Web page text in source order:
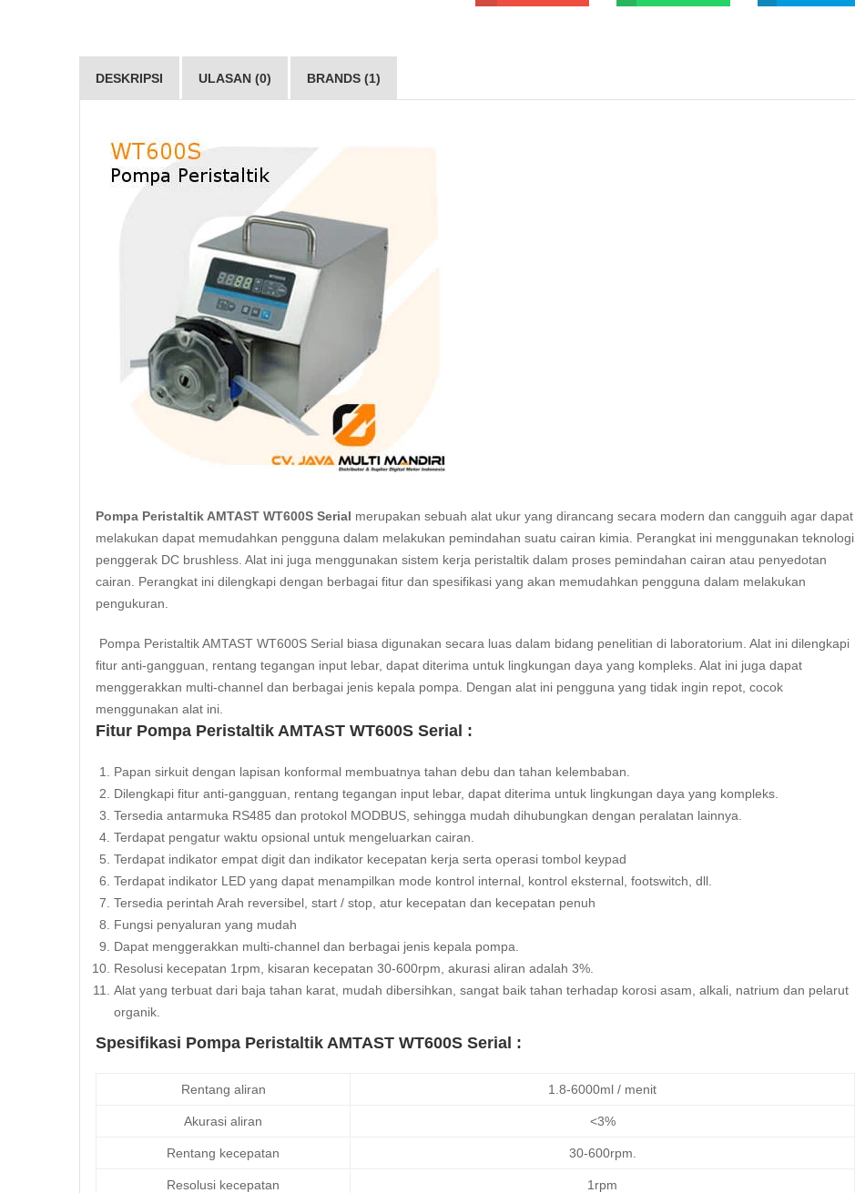
DESKRIPSI ULASAN (0) BRANDS (1)
Pompa Peristaltik AMTAST WT600S Serial merupakan sebuah alat ukur yang dirancang secara modern dan cangguih agar dapat
melakukan dapat memudahkan pengguna dalam melakukan pemindahan suatu cairan kimia. Perangkat ini menggunakan teknologi
penggerak DC brushless. Alat ini juga menggunakan sistem kerja peristaltik dalam proses pemindahan cairan atau penyedotan
cairan. Perangkat ini dilengkapi dengan berbagai fitur dan spesifikasi yang akan memudahkan pengguna dalam melakukan
pengukuran.
Pompa Peristaltik AMTAST WT600S Serial biasa digunakan secara luas dalam bidang penelitian di laboratorium. Alat ini dilengkapi
fitur anti-gangguan, rentang tegangan input lebar, dapat diterima untuk lingkungan daya yang kompleks. Alat ini juga dapat
menggerakkan multi-channel dan berbagai jenis kepala pompa. Dengan alat ini pengguna yang tidak ingin repot, cocok
menggunakan alat ini.
Fitur Pompa Peristaltik AMTAST WT600S Serial :
Papan sirkuit dengan lapisan konformal membuatnya tahan debu dan tahan kelembaban.
Dilengkapi fitur anti-gangguan, rentang tegangan input lebar, dapat diterima untuk lingkungan daya yang kompleks.
Tersedia antarmuka RS485 dan protokol MODBUS, sehingga mudah dihubungkan dengan peralatan lainnya.
Terdapat pengatur waktu opsional untuk mengeluarkan cairan.
Terdapat indikator empat digit dan indikator kecepatan kerja serta operasi tombol keypad
Terdapat indikator LED yang dapat menampilkan mode kontrol internal, kontrol eksternal, footswitch, dll.
Tersedia perintah Arah reversibel, start / stop, atur kecepatan dan kecepatan penuh
Fungsi penyaluran yang mudah
Dapat menggerakkan multi-channel dan berbagai jenis kepala pompa.
Resolusi kecepatan 1rpm, kisaran kecepatan 30-600rpm, akurasi aliran adalah 3%.
Alat yang terbuat dari baja tahan karat, mudah dibersihkan, sangat baik tahan terhadap korosi asam, alkali, natrium dan pelarut
organik.
Spesifikasi Pompa Peristaltik AMTAST WT600S Serial :
Rentang aliran 1.8-6000ml / menit
Akurasi aliran <3%
Rentang kecepatan 30-600rpm.
Resolusi kecepatan 1rpm